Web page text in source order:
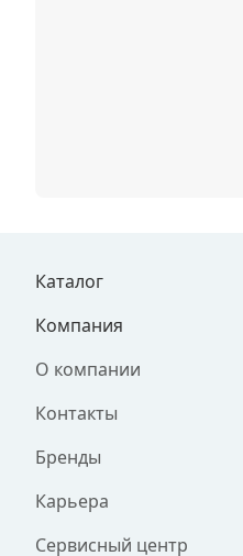
Каталог
Компания
О компании
Контакты
Бренды
Карьера
Сервисный центр